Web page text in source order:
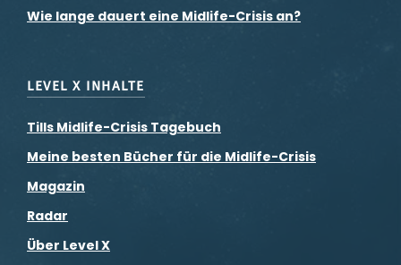
Wie lange dauert eine Midlife-Crisis an?
LEVEL X INHALTE
Tills Midlife-Crisis Tagebuch
Meine besten Bücher für die Midlife-Crisis
Magazin
Radar
Über Level X